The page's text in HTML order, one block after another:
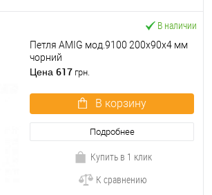
В наличии
Петля AMIG мод.9100 200x90x4 мм
чорний
Цена 617 грн.
В корзину
Подробнее
Купить в 1 клик
К сравнению